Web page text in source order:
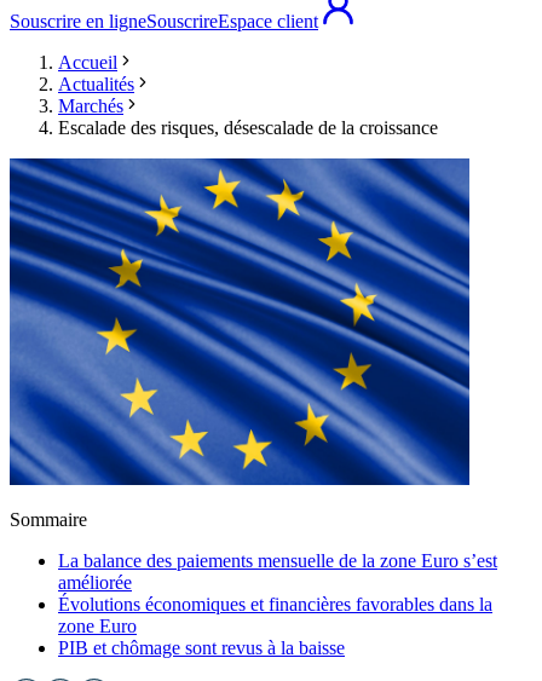
Souscrire en ligneSouscrireEspace client
Accueil
Actualités
Marchés
Escalade des risques, désescalade de la croissance
Sommaire
La balance des paiements mensuelle de la zone Euro s’est
améliorée
Évolutions économiques et financières favorables dans la
zone Euro
PIB et chômage sont revus à la baisse